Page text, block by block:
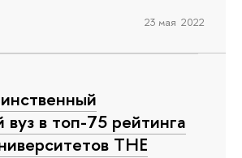
23 мая 2022
вуз в топ-75 рейтинга
ТНЕ